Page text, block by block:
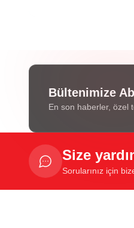
Bültenimize
En son haberler, özel
Size
Sorularınız için